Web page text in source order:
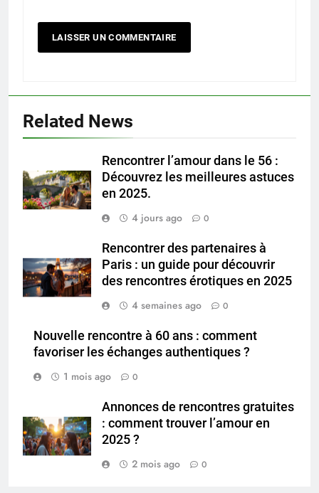
Related News
Rencontrer l’amour dans le 56 :
Découvrez les meilleures astuces
en 2025.
4 jours ago
0
Rencontrer des partenaires à
Paris : un guide pour découvrir
des rencontres érotiques en 2025
4 semaines ago
0
Nouvelle rencontre à 60 ans : comment
favoriser les échanges authentiques ?
1 mois ago
0
Annonces de rencontres gratuites
: comment trouver l’amour en
2025 ?
2 mois ago
0